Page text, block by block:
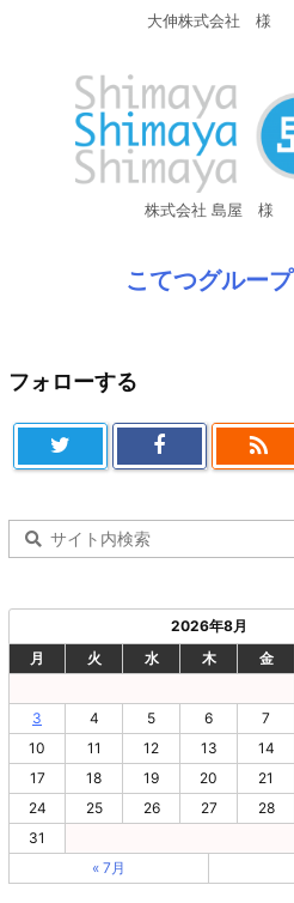
大伸株式会社 様
株式会社 島屋 様
こてつグループ
フォローする

2026年8月
月
火 水 木 金
3
4 5 6 7
10
11 12 13 14
17
18 19 20 21
24
25 26 27 28
31
« 7月